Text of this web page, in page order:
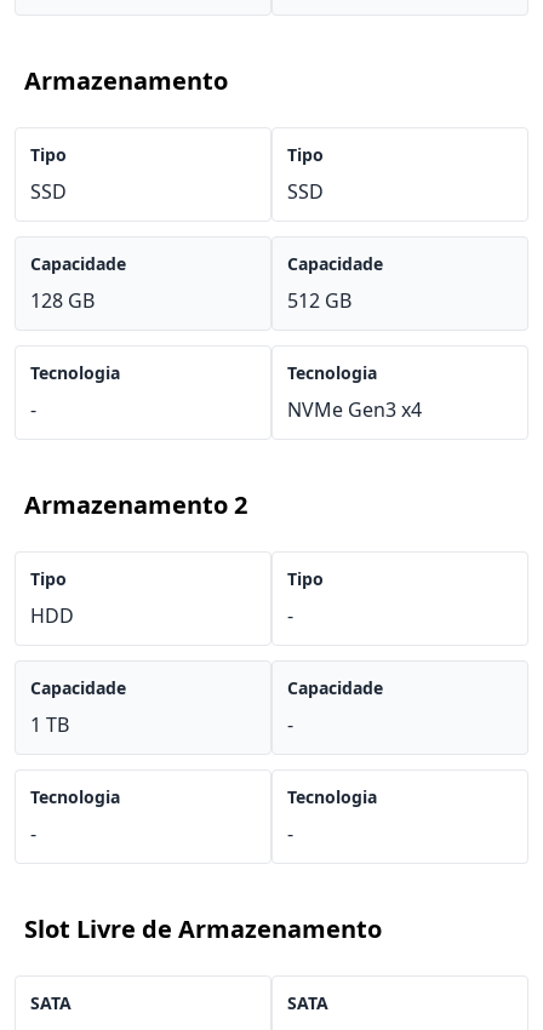
Armazenamento
Tipo
SSD
Capacidade
128 GB
Tecnologia
-
Tipo
SSD
Capacidade
512 GB
Tecnologia
NVMe Gen3 x4
Armazenamento 2
Tipo
HDD
Capacidade
1 TB
Tecnologia
-
Tipo
-
Capacidade
-
Tecnologia
-
Slot Livre de Armazenamento
SATA SATA